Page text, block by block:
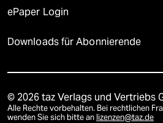
ePaper Login
Downloads für Abonnierende
© 2026 taz Verlags und Vertriebs
Alle Rechte vorbehalten. Bei rechtlichen
wenden Sie sich bitte an lizenzen@taz.de